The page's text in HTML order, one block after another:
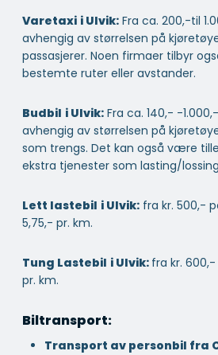
Varetaxi i Ulvik: Fra ca. 200,-til
avhengig av størrelsen på
passasjerer. Noen firmaer tilbyr
bestemte ruter eller avstander.
Budbil i Ulvik: Fra ca. 140,- -
avhengig av størrelsen på
som trengs. Det kan også være
ekstra tjenester som lasting/
Lett lastebil i Ulvik: fra kr. 500,-
5,75,- pr. km.
Tung Lastebil i Ulvik: fra kr.
pr. km.
Biltransport:
Transport av personbil fra